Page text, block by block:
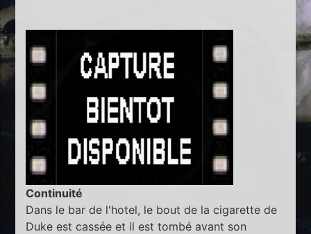
Continuité
Dans le bar de l'hotel, le bout de la cigarette de
Duke est cassée et il est tombé avant son